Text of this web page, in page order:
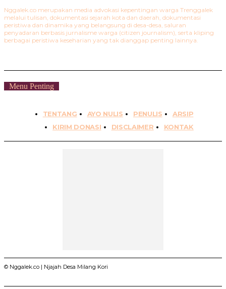
Nggalek.co merupakan media advokasi kepentingan warga Trenggalek
melalui tulisan, dokumentasi sejarah kota dan daerah, dokumentasi
peristiwa dan dinamika yang belangsung di desa-desa, saluran
penyadaran berbasis jurnalisme warga (citizen journalism), serta kliping
berbagai peristiwa keseharian yang tak dianggap penting lainnya.
Menu Penting
TENTANG AYO NULIS PENULIS
ARSIP
KIRIM DONASI
DISCLAIMER KONTAK
© Nggalek.co | Njajah Desa Milang Kori